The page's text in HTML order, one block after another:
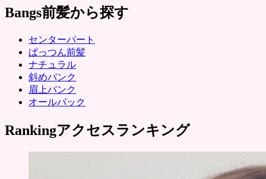
Bangs前髪から探す
センターパート
ぱっつん前髪
ナチュラル
斜めバンク
眉上バンク
オールバック
Rankingアクセスランキング